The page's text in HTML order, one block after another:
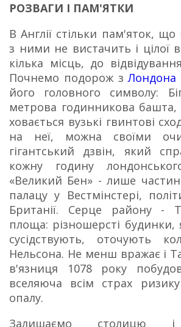
РОЗВАГИ І ПАМ'ЯТКИ
В Англії стільки пам'яток,
з ними не вистачить і цілої
кілька місць, до
Почнемо подорож зЛондона
його головного символу:
метрова годинникова башта,
ховається вузькі гвинтові
на неї, можна своїми
гігантський дзвін, який
кожну годину
«Великий Бен» - лише
палацу у Вестмінстері,
Британії. Серце району -
площа: різношерсті будинки,
сусідствують, оточують
Нельсона. Не менш вражає і
в'язниця 1078 року
вселяюча всім страх
опалу.
Залишаємо столицю і